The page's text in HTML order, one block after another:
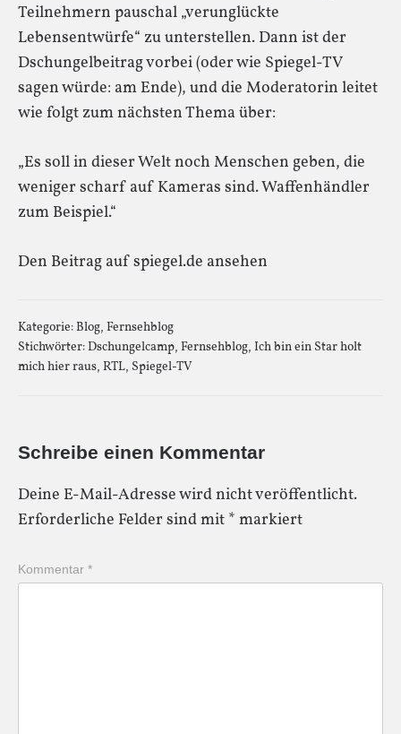
Teilnehmern pauschal „verunglückte
Lebensentwürfe“ zu unterstellen. Dann ist der
Dschungelbeitrag vorbei (oder wie Spiegel-TV
sagen würde: am Ende), und die Moderatorin leitet
wie folgt zum nächsten Thema über:
„Es soll in dieser Welt noch Menschen geben, die
weniger scharf auf Kameras sind. Waffenhändler
zum Beispiel.“
Den Beitrag auf spiegel.de ansehen
Kategorie:Blog, Fernsehblog
Stichwörter:Dschungelcamp, Fernsehblog, Ich bin ein Star holt
mich hier raus, RTL, Spiegel-TV
Schreibe einen Kommentar
Deine E-Mail-Adresse wird nicht veröffentlicht.
Erforderliche Felder sind mit * markiert
Kommentar *